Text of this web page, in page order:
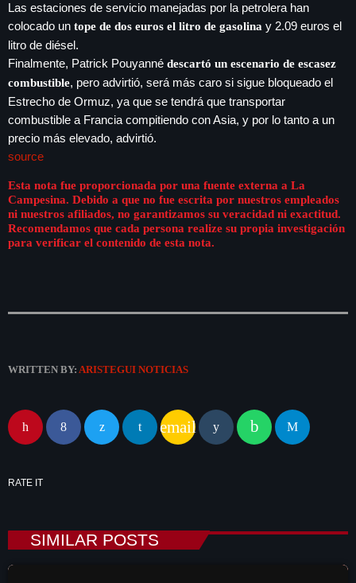
Las estaciones de servicio manejadas por la petrolera han
colocado un tope de dos euros el litro de gasolina y 2.09 euros el
litro de diésel.
Finalmente, Patrick Pouyanné descartó un escenario de escasez
combustible, pero advirtió, será más caro si sigue bloqueado el
Estrecho de Ormuz, ya que se tendrá que transportar
combustible a Francia compitiendo con Asia, y por lo tanto a un
precio más elevado, advirtió.
source
Esta nota fue proporcionada por una fuente externa a La
Campesina. Debido a que no fue escrita por nuestros empleados
ni nuestros afiliados, no garantizamos su veracidad ni exactitud.
Recomendamos que cada persona realize su propia investigación
para verificar el contenido de esta nota.
WRITTEN BY: ARISTEGUI NOTICIAS
email
RATE IT
SIMILAR POSTS